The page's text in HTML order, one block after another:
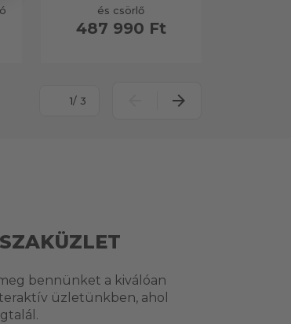
és csörlő
487 990 Ft
/ 3
bennünket a kiválóan
üzletünkben, ahol